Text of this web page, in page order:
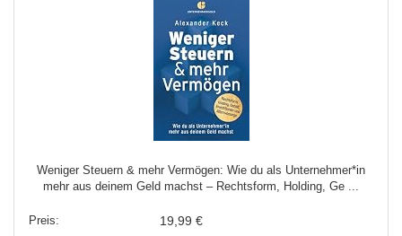
Weniger Steuern & mehr Vermögen: Wie du als Unternehmer*in
mehr aus deinem Geld machst – Rechtsform, Holding, Ge ...
19,99 €